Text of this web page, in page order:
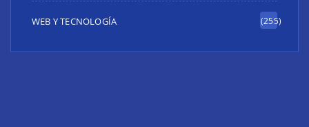
WEB Y TECNOLOGÍA (255)